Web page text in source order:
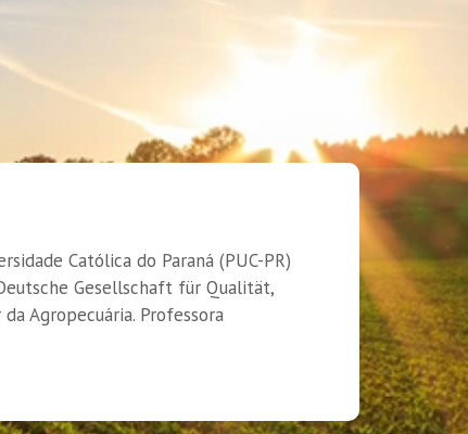
Católica do Paraná (PUC-PR)
Gesellschaft für Qualität,
Agropecuária. Professora